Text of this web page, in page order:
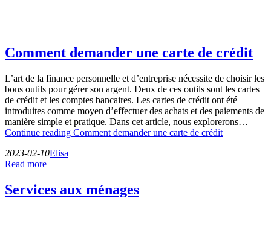
Comment demander une carte de crédit
L’art de la finance personnelle et d’entreprise nécessite de choisir les
bons outils pour gérer son argent. Deux de ces outils sont les cartes
de crédit et les comptes bancaires. Les cartes de crédit ont été
introduites comme moyen d’effectuer des achats et des paiements de
manière simple et pratique. Dans cet article, nous explorerons…
Continue reading Comment demander une carte de crédit
2023-02-10Elisa
Read more
Services aux ménages